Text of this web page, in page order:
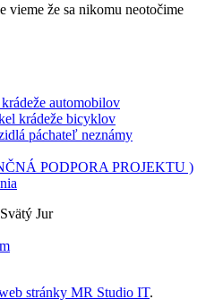
vieme že sa nikomu neotočime
automobilov
krádeže bicyklov
páchateľ neznámy
PODPORA PROJEKTU )
Jur
stránky MR Studio IT.